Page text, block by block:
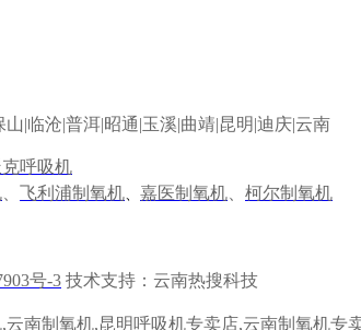
山|临沧|普洱|昭通|玉溪|曲靖|昆明|迪庆|云南
呼吸机
飞利浦制氧机、 嘉医制氧机 柯尔制氧机
号-3 技术支持：云南热搜科技
,云南制氧机,昆明呼吸机专卖店,云南制氧机专